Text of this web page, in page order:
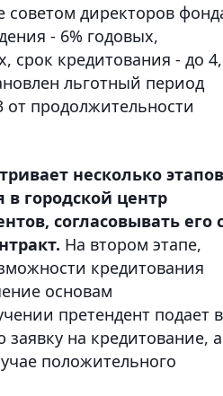
директоров
- 6% годовых,
срок кредитования - до
льготный период
от продолжительности
несколько
городской центр
согласовывать его
На втором этапе,
кредитования
основам
претендент подает в
на кредитование, а
положительного